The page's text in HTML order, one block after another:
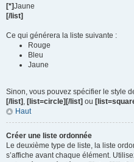
[*]Jaune
[/list]
Ce qui générera la liste suivante :
Rouge
Bleu
Jaune
Sinon, vous pouvez spécifier le style
[/list] , [list=circle][/list] ou
Haut
Créer une liste ordonnée
Le deuxième type de liste, la liste
s’affiche avant chaque élément.